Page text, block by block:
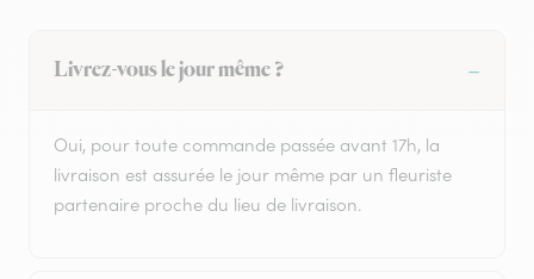
Livrez-vous le jour même ?
Oui, pour toute commande passée avant 17h, la
livraison est assurée le jour même par un fleuriste
partenaire proche du lieu de livraison.